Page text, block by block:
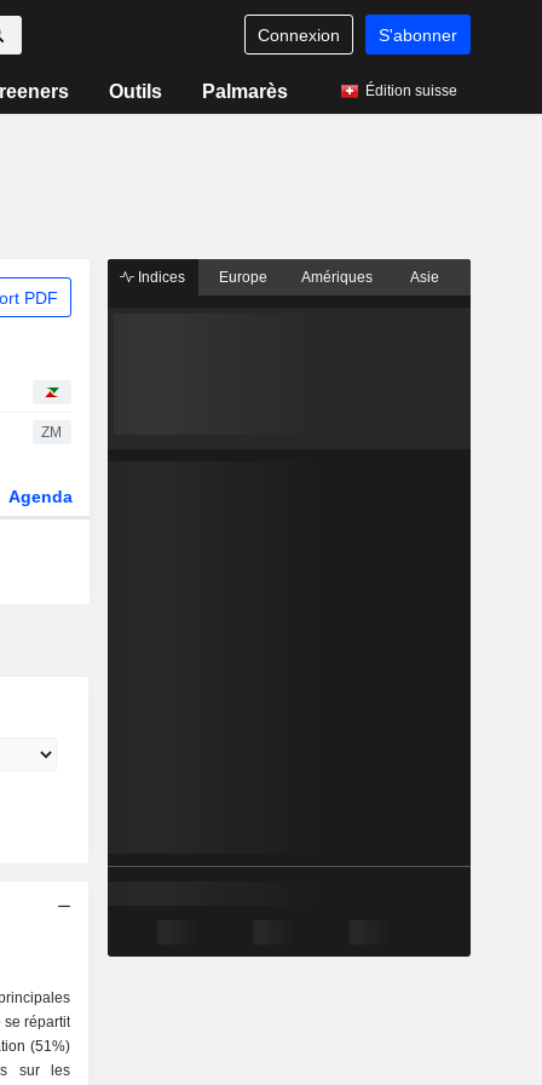
Connexion S'abonner
Outils Palmarès Édition suisse
PDF
ZM
Agenda
se répartit
sur les
Indices Europe Amériques Asie